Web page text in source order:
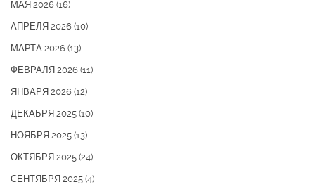
МАЯ 2026 (16)
АПРЕЛЯ 2026 (10)
МАРТА 2026 (13)
ФЕВРАЛЯ 2026 (11)
ЯНВАРЯ 2026 (12)
ДЕКАБРЯ 2025 (10)
НОЯБРЯ 2025 (13)
ОКТЯБРЯ 2025 (24)
СЕНТЯБРЯ 2025 (4)